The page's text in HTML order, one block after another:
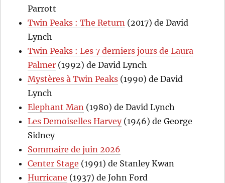
Parrott
Twin Peaks : The Return (2017) de David
Lynch
Twin Peaks : Les 7 derniers jours de Laura
Palmer (1992) de David Lynch
Mystères à Twin Peaks (1990) de David
Lynch
Elephant Man (1980) de David Lynch
Les Demoiselles Harvey(1946) de George
Sidney
Sommaire de juin 2026
Center Stage (1991) de Stanley Kwan
Hurricane (1937) de John Ford